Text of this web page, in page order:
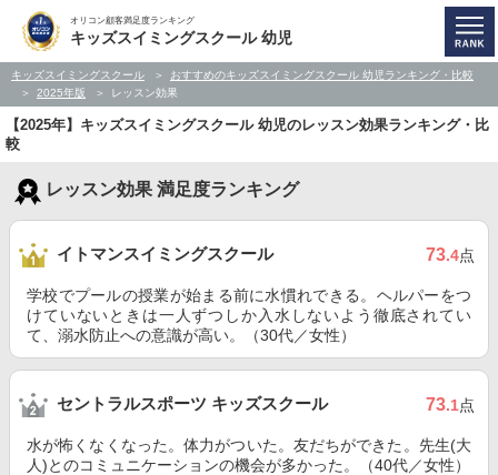
オリコン顧客満足度ランキング
キッズスイミングスクール 幼児
キッズスイミングスクール
おすすめのキッズスイミングスクール 幼児ランキング・比較
2025年版
レッスン効果
【2025年】キッズスイミングスクール 幼児のレッスン効果ランキング・比
較
レッスン効果 満足度ランキング
イトマンスイミングスクール 73.4点
学校でプールの授業が始まる前に水慣れできる。ヘルパーをつ
けていないときは一人ずつしか入水しないよう徹底されてい
て、溺水防止への意識が高い。（30代／女性）
セントラルスポーツ キッズスクール 73.1点
水が怖くなくなった。体力がついた。友だちができた。先生(大
人)とのコミュニケーションの機会が多かった。（40代／女性）